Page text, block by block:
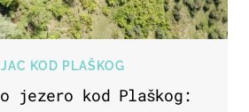
KOD PLAŠKOG
jezero kod Plaškog: